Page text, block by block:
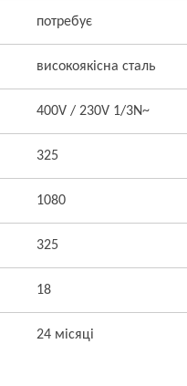
потребує
високоякісна сталь
400V / 230V 1/3N~
325
1080
325
18
24 місяці